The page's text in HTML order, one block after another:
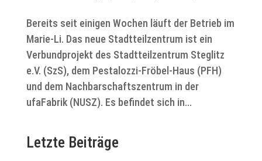
Bereits seit einigen Wochen läuft der Betrieb im
Marie-Li. Das neue Stadtteilzentrum ist ein
Verbundprojekt des Stadtteilzentrum Steglitz
e.V. (SzS), dem Pestalozzi-Fröbel-Haus (PFH)
und dem Nachbarschaftszentrum in der
ufaFabrik (NUSZ). Es befindet sich in...
Letzte Beiträge